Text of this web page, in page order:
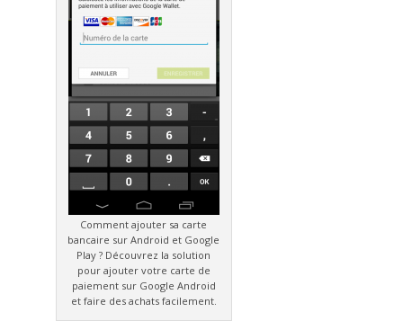
Comment ajouter sa carte
bancaire sur Android et Google
Play ? Découvrez la solution
pour ajouter votre carte de
paiement sur Google Android
et faire des achats facilement.